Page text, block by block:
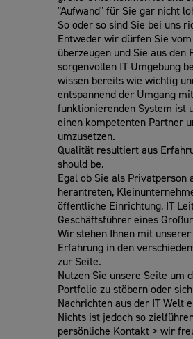
"Aufwand" für Sie gar nicht
So oder so sind Sie bei uns
Entweder wir dürfen Sie
überzeugen und Sie aus den
sorgenvollen IT Umgebung
wissen bereits wie wichtig
entspannend der Umgang
funktionierenden System ist
einen kompetenten Partner
umzusetzen.
Qualität resultiert aus
should be.
Egal ob Sie als Privatperson
herantreten,
öffentliche Einrichtung, IT
Geschäftsführer eines
Wir stehen Ihnen mit
Erfahrung in den
zur Seite.
Nutzen Sie unsere Seite um
Portfolio zu stöbern oder
Nachrichten aus der IT Welt
Nichts ist jedoch so
persönliche Kontakt > wir